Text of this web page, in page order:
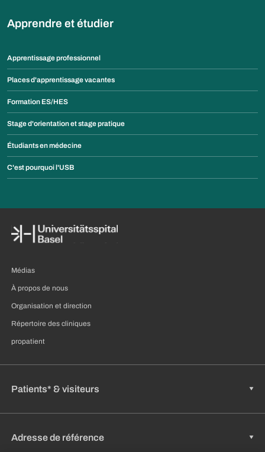
Apprendre et étudier
Apprentissage professionnel
Places d'apprentissage vacantes
Formation ES/HES
Stage d'orientation et stage pratique
Étudiants en médecine
C'est pourquoi l'USB
Médias
À propos de nous
Organisation et direction
Répertoire des cliniques
propatient
Patients* & visiteurs
Adresse de référence